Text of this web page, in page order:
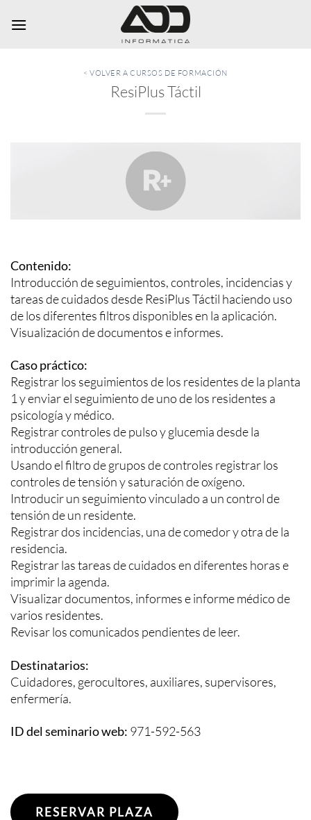
< VOLVER A CURSOS DE FORMACIÓN
ResiPlus Táctil
Contenido:
Introducción de seguimientos, controles, incidencias y
tareas de cuidados desde ResiPlus Táctil haciendo uso
de los diferentes filtros disponibles en la aplicación.
Visualización de documentos e informes.
Caso práctico:
Registrar los seguimientos de los residentes de la planta
1 y enviar el seguimiento de uno de los residentes a
psicología y médico.
Registrar controles de pulso y glucemia desde la
introducción general.
Usando el filtro de grupos de controles registrar los
controles de tensión y saturación de oxígeno.
Introducir un seguimiento vinculado a un control de
tensión de un residente.
Registrar dos incidencias, una de comedor y otra de la
residencia.
Registrar las tareas de cuidados en diferentes horas e
imprimir la agenda.
Visualizar documentos, informes e informe médico de
varios residentes.
Revisar los comunicados pendientes de leer.
Destinatarios:
Cuidadores, gerocultores, auxiliares, supervisores,
enfermería.
ID del seminario web: 971-592-563
RESERVAR PLAZA